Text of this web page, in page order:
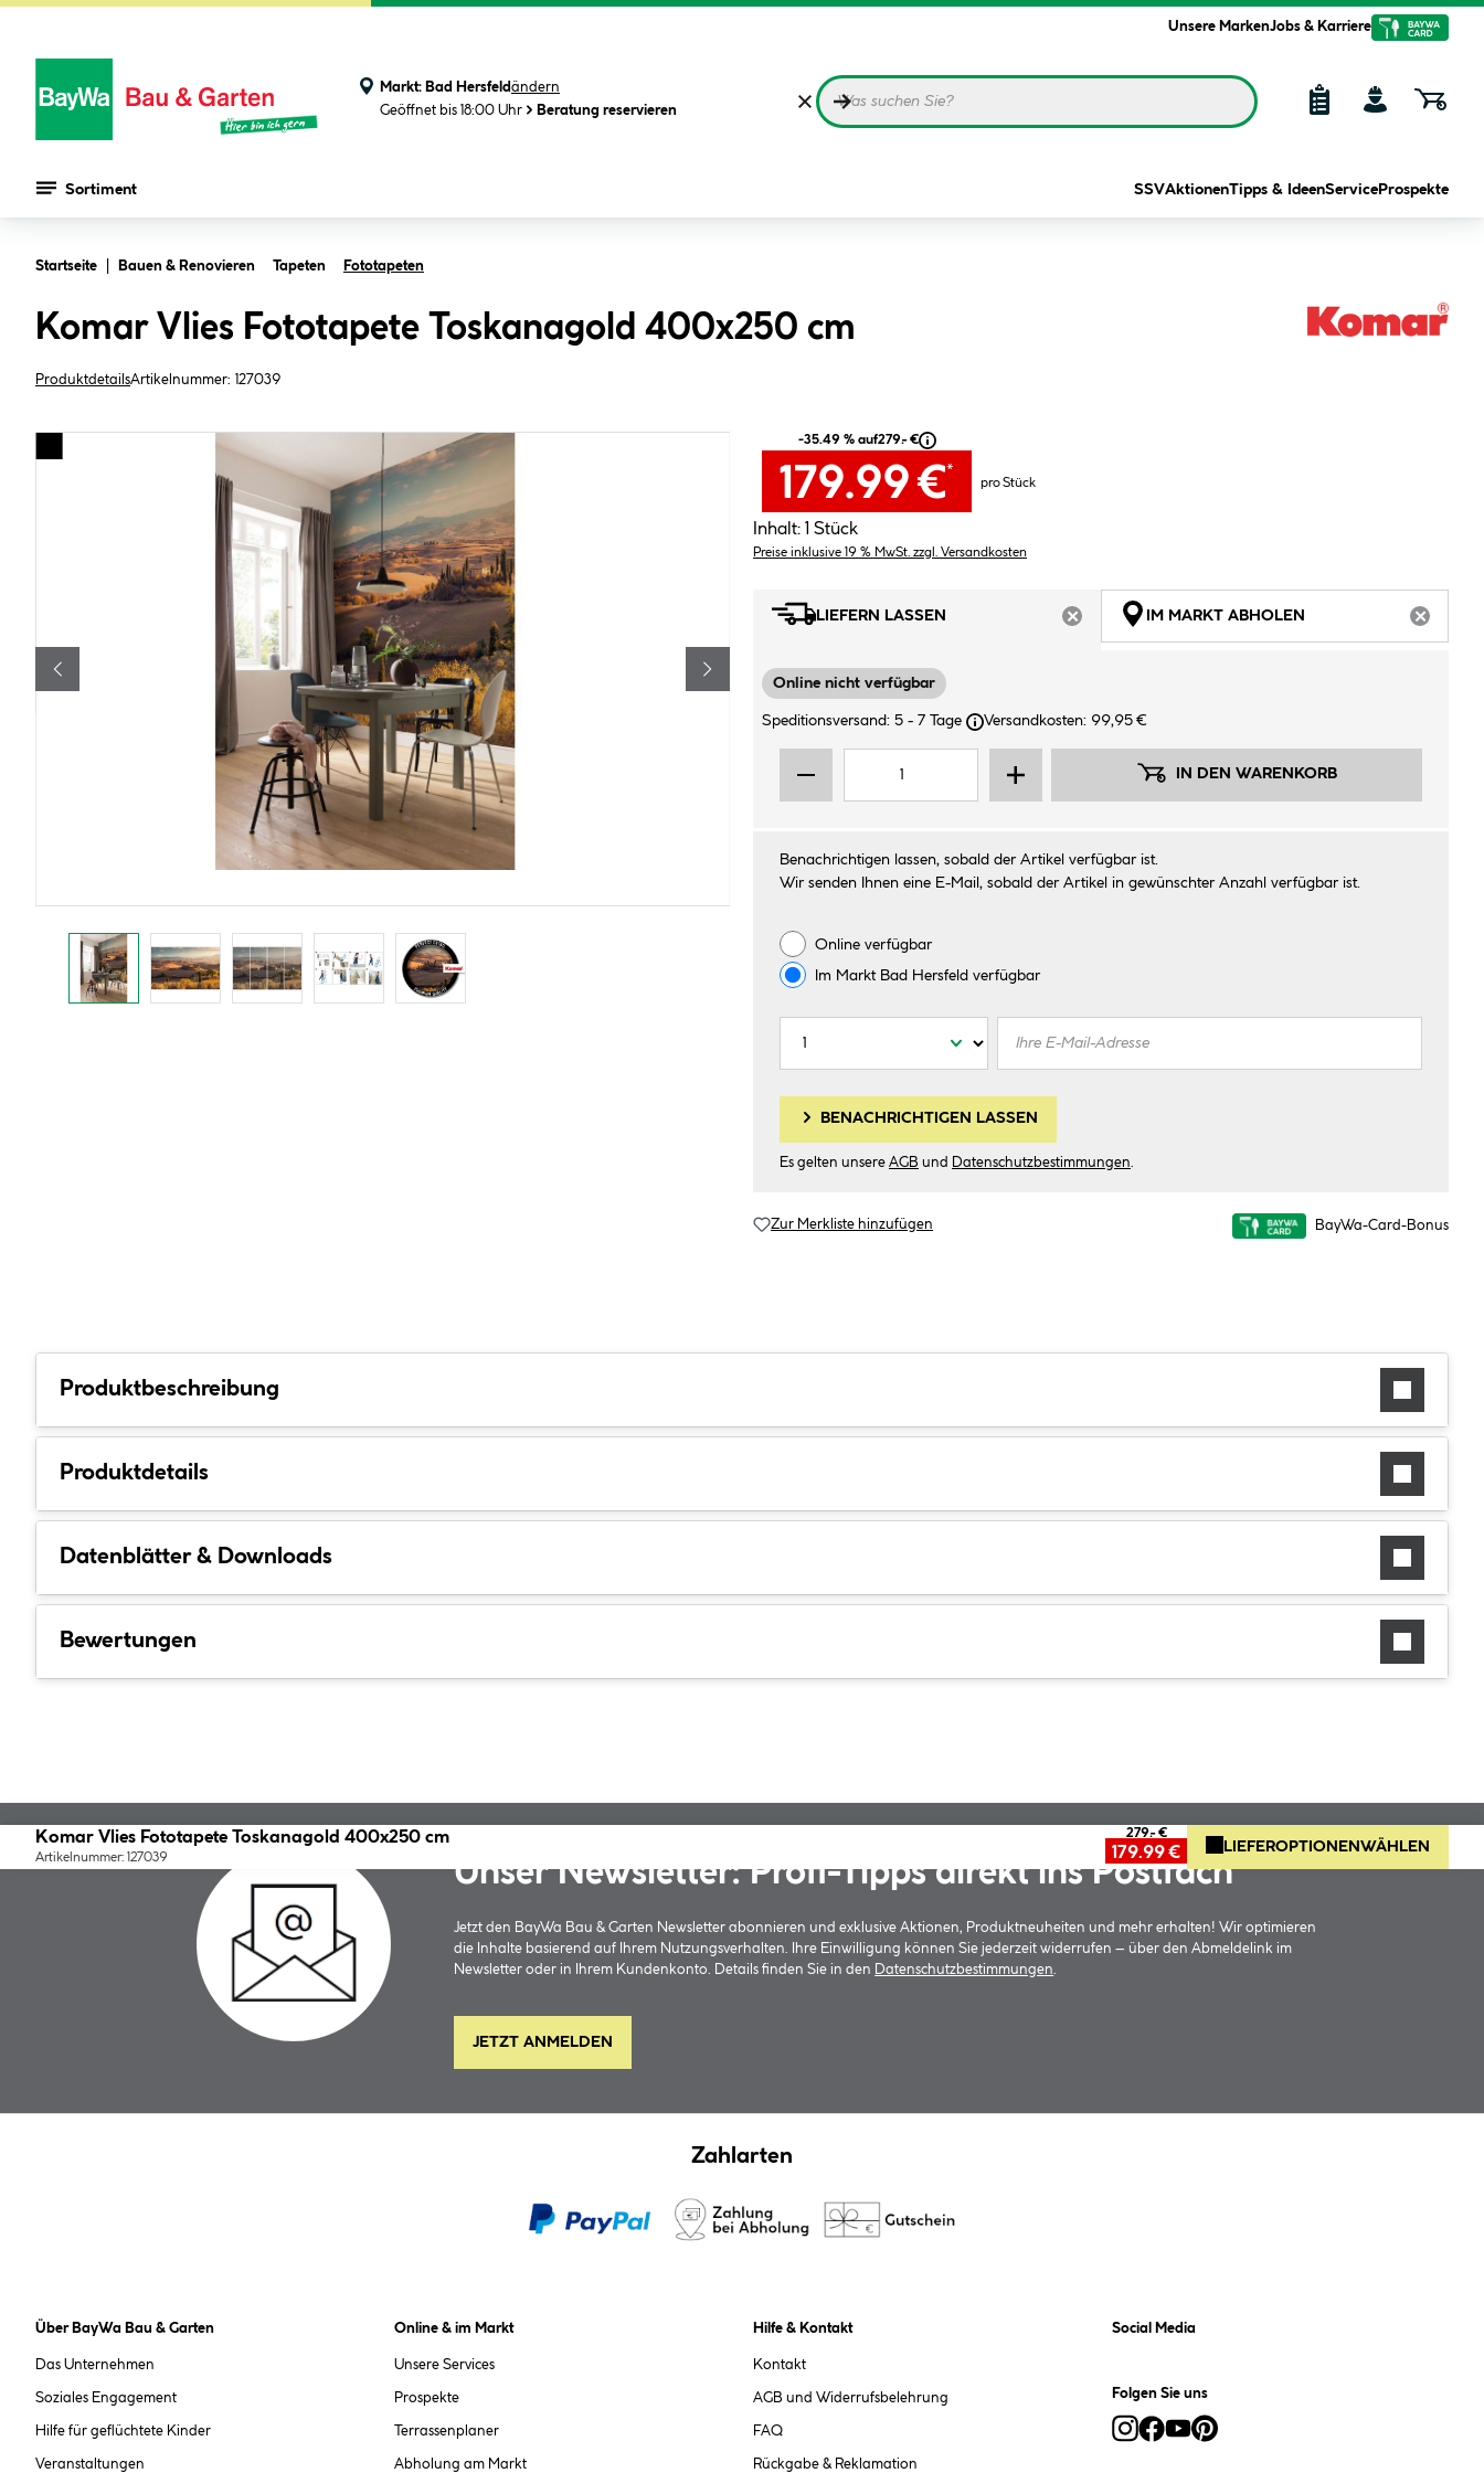
Unsere MarkenJobs & Karriere
Markt: Bad Hersfeldändern
Geöffnet bis 18:00 Uhr
Beratung reservieren
Sortiment SSVAktionenTipps & IdeenService Prospekte
Startseite Bauen & Renovieren Tapeten Fototapeten
Komar Vlies Fototapete Toskanagold 400x250 cm
ProduktdetailsArtikelnummer: 127039
-35.49 % auf279.- €
179.99 €*
pro Stück
Inhalt: 1 Stück
Preise inklusive 19 % MwSt. zzgl. Versandkosten
LIEFERN LASSEN
ARTIKEL NICHT VERFÜGBAR
IM MARKT ABHOLEN
Online nicht verfügbar
Speditionsversand: 5 - 7 Tage Versandkosten: 99,95 €
IN DEN WARENKORB
Benachrichtigen lassen, sobald der Artikel verfügbar ist.
Wir senden Ihnen eine E-Mail, sobald der Artikel in gewünschter Anzahl verfügbar ist.
Online verfügbar
Im Markt Bad Hersfeld verfügbar
BENACHRICHTIGEN LASSEN
Es gelten unsere AGB und Datenschutzbestimmungen
Zur Merkliste hinzufügen BayWa-Card-Bonus
Produktbeschreibung
Produktdetails
Datenblätter & Downloads
Bewertungen
Komar Vlies Fototapete Toskanagold 400x250 cm
Artikelnummer: 127039
279.- €
179.99 € LIEFEROPTIONEN WÄHLEN
Unser Newsletter: Profi-Tipps direkt ins Postfach
Jetzt den BayWa Bau & Garten Newsletter abonnieren und exklusive Aktionen, Produktneuheiten und mehr erhalten! Wir optimieren
die Inhalte basierend auf Ihrem Nutzungsverhalten. Ihre Einwilligung können Sie jederzeit widerrufen – über den Abmeldelink im
Newsletter oder in Ihrem Kundenkonto. Details finden Sie in den
Datenschutzbestimmungen
JETZT ANMELDEN
Zahlarten
Über BayWa Bau & Garten
Das Unternehmen
Soziales Engagement
Hilfe für geflüchtete Kinder
Veranstaltungen
Online & im Markt
Unsere Services
Prospekte
Terrassenplaner
Abholung am Markt
Hilfe & Kontakt
Kontakt
AGB und Widerrufsbelehrung
FAQ
Rückgabe & Reklamation
Social Media
Folgen Sie uns